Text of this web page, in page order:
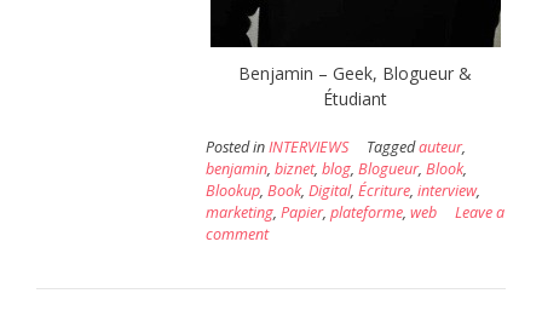
Benjamin – Geek, Blogueur &
Étudiant
Posted inINTERVIEWS Taggedauteur,
benjamin, biznet, blog, Blogueur, Blook,
Blookup, Book, Digital, Écriture, interview,
marketing, Papier, plateforme, web
Leave a
comment